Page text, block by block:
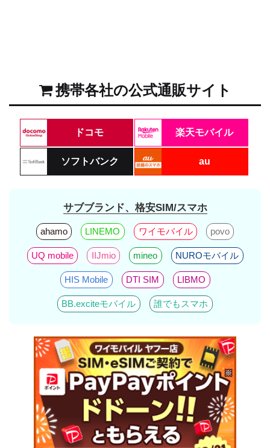
携帯各社の公式通販サイト
ドコモ 楽天モバイル
ソフトバンク au
サブブランド、格安SIM/スマホ
ahamo LINEMO ワイモバイル povo
UQ mobile IIJmio mineo NUROモバイル
HIS Mobile DTI SIM LIBMO
BB.exciteモバイル 誰でもスマホ